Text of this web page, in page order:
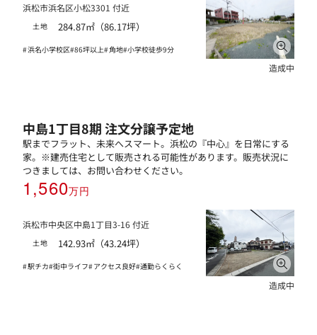
浜松市浜名区小松3301 付近
土地 284.87㎡（86.17坪）
浜名小学校区 86坪以上 角地 小学校徒歩9分
造成中
中島1丁目8期 注文分譲予定地
駅までフラット、未来へスマート。浜松の『中心』を日常にする
家。※建売住宅として販売される可能性があります。販売状況に
つきましては、お問い合わせください。
1,560万円
浜松市中央区中島1丁目3-16 付近
土地 142.93㎡（43.24坪）
駅チカ 街中ライフ アクセス良好 通勤らくらく
造成中